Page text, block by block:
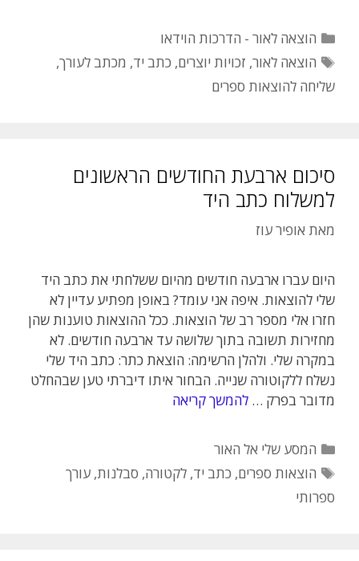
קטגוריות
הוצאה לאור - הדרכות הוידאו
תגיות
הוצאה לאור, זכויות יוצרים, כתב יד, מכתב לעורך,
שליחה להוצאות ספרים
סיכום ארבעת החודשים הראשונים
למשלוח כתב היד
מאת אופיר עוז
היום עברו ארבעה חודשים מהיום ששלחתי את כתב היד
שלי להוצאות. איפה אני עומד? באופן מפתיע עדיין לא
חזרו אלי מספר רב של הוצאות. ככל ההוצאות טוענות שהן
מחזירות תשובה בתוך שלושה עד ארבעה חודשים. לא
במקרה שלי. ולהלן הרשימה: הוצאת כתר: כתב היד שלי
נשלח ללקוטורה שנייה. הבחור איתו דיברתי טען שבהחלט
מדובר בפרק … להמשך קריאה
קטגוריות
המסע שלי אל האור
תגיות
הוצאות ספרים, כתב יד,לקטורה, סבלנות,עורך
ספרותי